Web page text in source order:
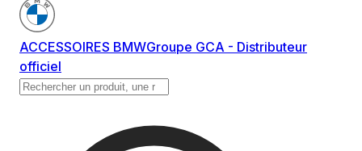
ACCESSOIRES BMWGroupe GCA - Distributeur
officiel